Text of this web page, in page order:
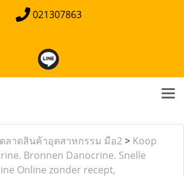
021307863
ตลาดสินค้าอุตสาหกรรม มือ2> Koop
Bronnen Danocrine. Snelle
Online zonder recept,